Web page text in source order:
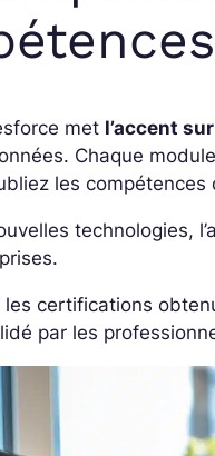
met l’accent
Chaque
les
technologies,
les certifications
par les